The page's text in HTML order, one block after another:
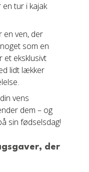
tur i kajak
en ven, der
som en
et eksklusivt
lidt lækker
vens
dem – og
sin fødselsdag!
der